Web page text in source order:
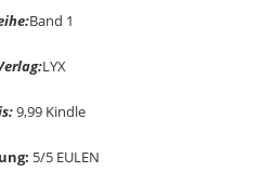
Band 1
LYX
9,99 Kindle
5/5 EULEN